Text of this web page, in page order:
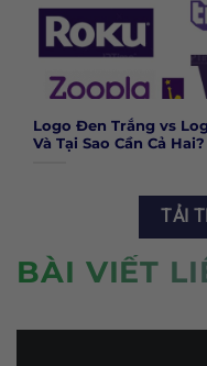
Logo Đen Trắng vs
Và Tại Sao Cần Cả Hai?
TẢI
BÀI VIẾT